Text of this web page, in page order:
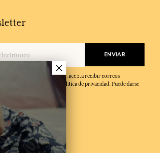
ENVIAR
hacer clic en 'Suscribirse', acepta recibir correos
y aceptado nuestra política de privacidad. Puede darse
×